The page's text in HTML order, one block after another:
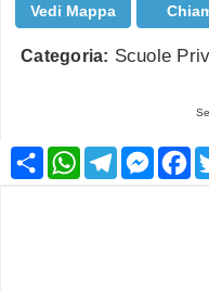
Vedi Mappa
Categoria: Scuole
CondividiWhatsApp
Telegram